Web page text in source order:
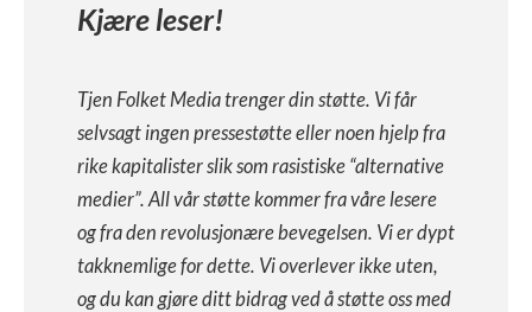
Kjære leser!
Tjen Folket Media trenger din støtte. Vi får
selvsagt ingen pressestøtte eller noen hjelp fra
rike kapitalister slik som rasistiske “alternative
medier”. All vår støtte kommer fra våre lesere
og fra den revolusjonære bevegelsen. Vi er dypt
takknemlige for dette. Vi overlever ikke uten,
og du kan gjøre ditt bidrag ved å støtte oss med